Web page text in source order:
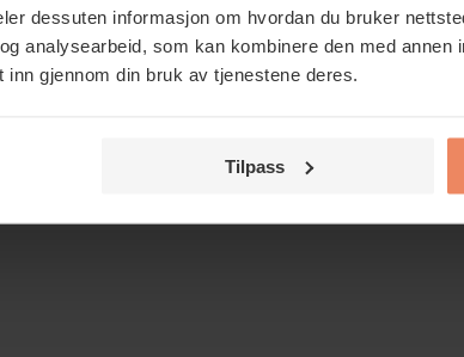
dessuten informasjon om hvordan du bruker
analysearbeid, som kan kombinere den med annen
gjennom din bruk av tjenestene deres.
Tilpass